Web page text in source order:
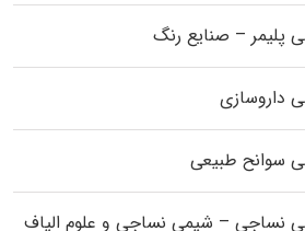
پلیمر – صنایع رنگ
داروسازی
سوانح طبیعی
نساجی – شیمی نساجی و علوم الیاف